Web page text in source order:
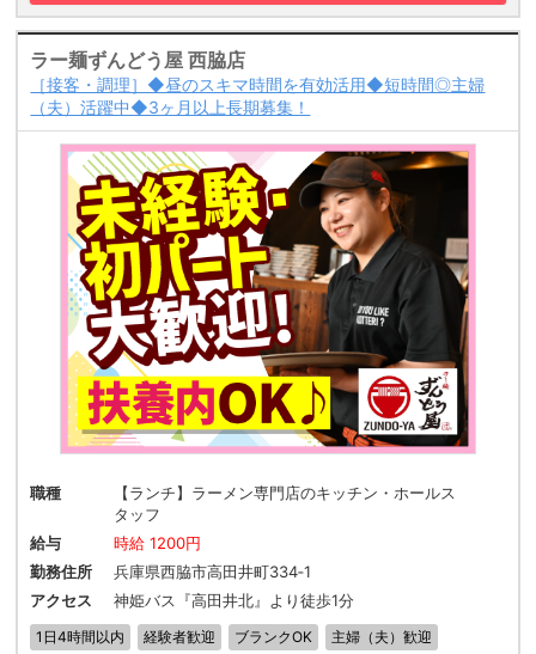
ラー麺ずんどう屋 西脇店
［接客・調理］◆昼のスキマ時間を有効活用◆短時間◎主婦
（夫）活躍中◆3ヶ月以上長期募集！
職種
【ランチ】ラーメン専門店のキッチン・ホールス
タッフ
給与
時給 1200円
勤務住所
兵庫県西脇市高田井町334‐1
アクセス
神姫バス『高田井北』より徒歩1分
1日4時間以内 経験者歓迎 ブランクOK 主婦（夫）歓迎